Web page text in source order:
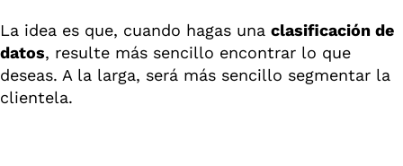
La idea es que, cuando hagas una clasificación de
datos, resulte más sencillo encontrar lo que
deseas. A la larga, será más sencillo segmentar la
clientela.